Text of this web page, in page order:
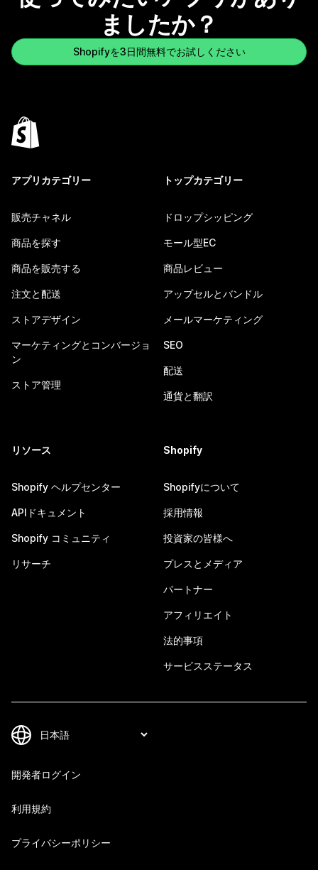
ましたか？
Shopifyを3日間無料でお試しください
アプリカテゴリー
販売チャネル
商品を探す
商品を販売する
注文と配送
ストアデザイン
マーケティングとコンバージョ
ン
ストア管理
トップカテゴリー
ドロップシッピング
モール型EC
商品レビュー
アップセルとバンドル
メールマーケティング
SEO
配送
通貨と翻訳
リソース
Shopify ヘルプセンター
APIドキュメント
Shopify コミュニティ
リサーチ
Shopify
Shopifyについて
採用情報
投資家の皆様へ
プレスとメディア
パートナー
アフィリエイト
法的事項
サービスステータス
開発者ログイン
利用規約
プライバシーポリシー